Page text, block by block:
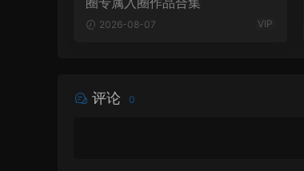
2026-08-07 VIP
评论 0